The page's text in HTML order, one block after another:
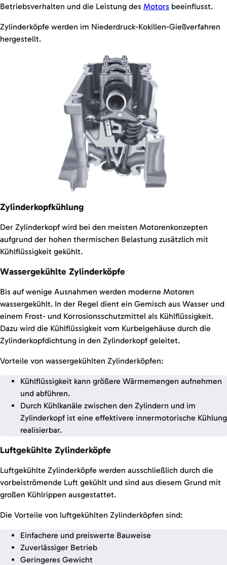
Betriebsverhalten und die Leistung des Motors beeinflusst.
Zylinderköpfe werden im Niederdruck-Kokillen-Gießverfahren
hergestellt.
Zylinderkopfkühlung
Der Zylinderkopf wird bei den meisten Motorenkonzepten
aufgrund der hohen thermischen Belastung zusätzlich mit
Kühlflüssigkeit gekühlt.
Wassergekühlte Zylinderköpfe
Bis auf wenige Ausnahmen werden moderne Motoren
wassergekühlt. In der Regel dient ein Gemisch aus Wasser und
einem Frost- und Korrosionsschutzmittel als Kühlflüssigkeit.
Dazu wird die Kühlflüssigkeit vom Kurbelgehäuse durch die
Zylinderkopfdichtung in den Zylinderkopf geleitet.
Vorteile von wassergekühlten Zylinderköpfen:
Kühlflüssigkeit kann größere Wärmemengen aufnehmen
und abführen.
Durch Kühlkanäle zwischen den Zylindern und im
Zylinderkopf ist eine effektivere innermotorische Kühlung
realisierbar.
Luftgekühlte Zylinderköpfe
Luftgekühlte Zylinderköpfe werden ausschließlich durch die
vorbeiströmende Luft gekühlt und sind aus diesem Grund mit
großen Kühlrippen ausgestattet.
Die Vorteile von luftgekühlten Zylinderköpfen sind:
Einfachere und preiswerte Bauweise
Zuverlässiger Betrieb
Geringeres Gewicht